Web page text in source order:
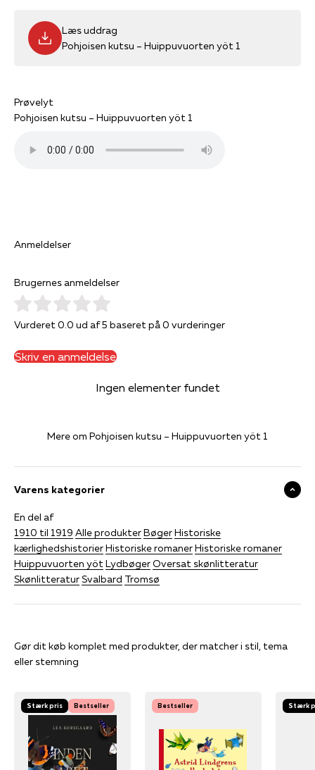
Læs uddrag
Pohjoisen kutsu – Huippuvuorten yöt 1
Prøvelyt
Pohjoisen kutsu – Huippuvuorten yöt 1
Anmeldelser
Brugernes anmeldelser
Vurderet 0.0 ud af 5 baseret på 0 vurderinger
Skriv en anmeldelse
Ingen elementer fundet
Mere om Pohjoisen kutsu – Huippuvuorten yöt 1
Varens kategorier
En del af
1910 til 1919 Alle produkterBøgerHistoriske
kærlighedshistorierHistoriske romanerHistoriske romaner
Huippuvuorten yötLydbøger Oversat skønlitteratur
SkønlitteraturSvalbard Tromsø
Gør dit køb komplet med produkter, der matcher i stil, tema
eller stemning
Stærk pris Bestseller Bestseller Stærk